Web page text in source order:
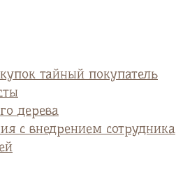
тайный покупатель
дерева
с внедрением сотрудника